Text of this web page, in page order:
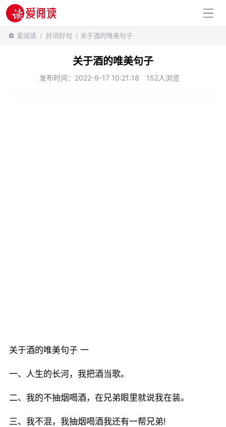
百科知识
爱阅读 / 好词好句 / 关于酒的唯美句子
关于酒的唯美句子
发布时间：2022-9-17 10:21:18 152人浏览
关于酒的唯美句子 一
一、人生的长河，我把酒当歌。
二、我的不抽烟喝酒，在兄弟眼里就说我在装。
三、我不混，我抽烟喝酒我还有一帮兄弟!